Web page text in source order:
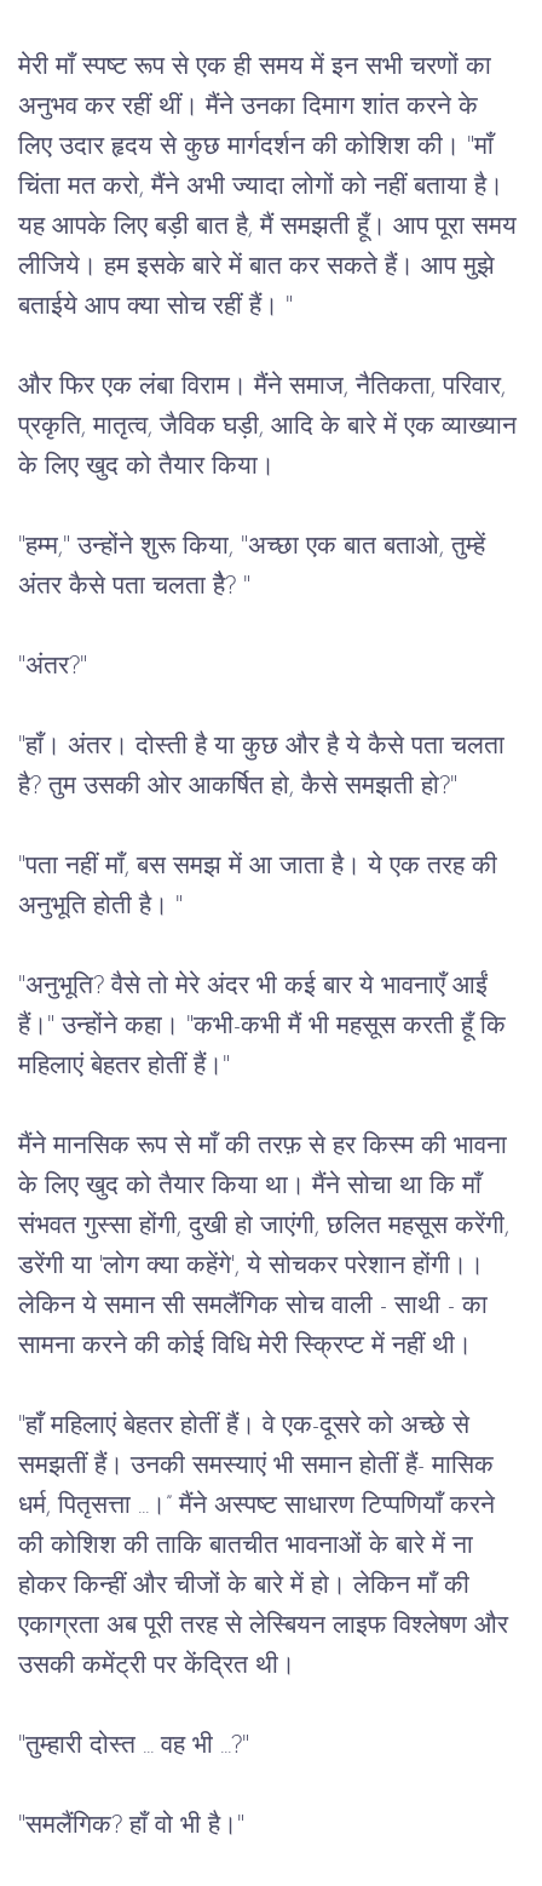
मेरी माँ स्पष्ट रूप से एक ही समय में इन सभी चरणों का
अनुभव कर रहीं थीं। मैंने उनका दिमाग शांत करने के
लिए उदार हृदय से कुछ मार्गदर्शन की कोशिश की। "माँ
चिंता मत करो, मैंने अभी ज्यादा लोगों को नहीं बताया है।
यह आपके लिए बड़ी बात है, मैं समझती हूँ। आप पूरा समय
लीजिये। हम इसके बारे में बात कर सकते हैं। आप मुझे
बताईये आप क्या सोच रहीं हैं। "
और फिर एक लंबा विराम। मैंने समाज, नैतिकता, परिवार,
प्रकृति, मातृत्व, जैविक घड़ी, आदि के बारे में एक व्याख्यान
के लिए खुद को तैयार किया।
"हम्म," उन्होंने शुरू किया, "अच्छा एक बात बताओ, तुम्हें
अंतर कैसे पता चलता हैै? "
"अंतर?"
"हाँ। अंतर। दोस्ती है या कुछ और है ये कैसे पता चलता
है? तुम उसकी ओर आकर्षित हो, कैसे समझती हो?"
"पता नहीं माँ, बस समझ में आ जाता है। ये एक तरह की
अनुभूति होती है। "
"अनुभूति? वैसे तो मेरे अंदर भी कई बार ये भावनाएँ आईं
हैं। " उन्होंने कहा। "कभी-कभी मैं भी महसूस करती हूँ कि
महिलाएं बेहतर होतीं हैं। "
मैंने मानसिक रूप से माँ की तरफ़ से हर किस्म की भावना
के लिए खुद को तैयार किया था। मैंने सोचा था कि माँ
संभवत गुस्सा होंगी, दुखी हो जाएंगी, छलित महसूस करेंगी,
डरेंगी या 'लोग क्या कहेंगे', ये सोचकर परेशान होंगी।।
लेकिन ये समान सी समलैंगिक सोच वाली - साथी - का
सामना करने की कोई विधि मेरी स्क्रिप्ट में नहीं थी।
"हाँ महिलाएं बेहतर होतीं हैं। वे एक-दूसरे को अच्छे से
समझतीं हैं। उनकी समस्याएं भी समान होतीं हैं- मासिक
धर्म, पितृसत्ता ... । ” मैंने अस्पष्ट साधारण टिप्पणियाँ करने
की कोशिश की ताकि बातचीत भावनाओं के बारे में ना
होकर किन्हीं और चीजों के बारे में हो। लेकिन माँ की
एकाग्रता अब पूरी तरह से लेस्बियन लाइफ विश्लेषण और
उसकी कमेंट्री पर केंद्रित थी।
"तुम्हारी दोस्त ... वह भी ...?"
"समलैंगिक? हाँ वो भी है। "